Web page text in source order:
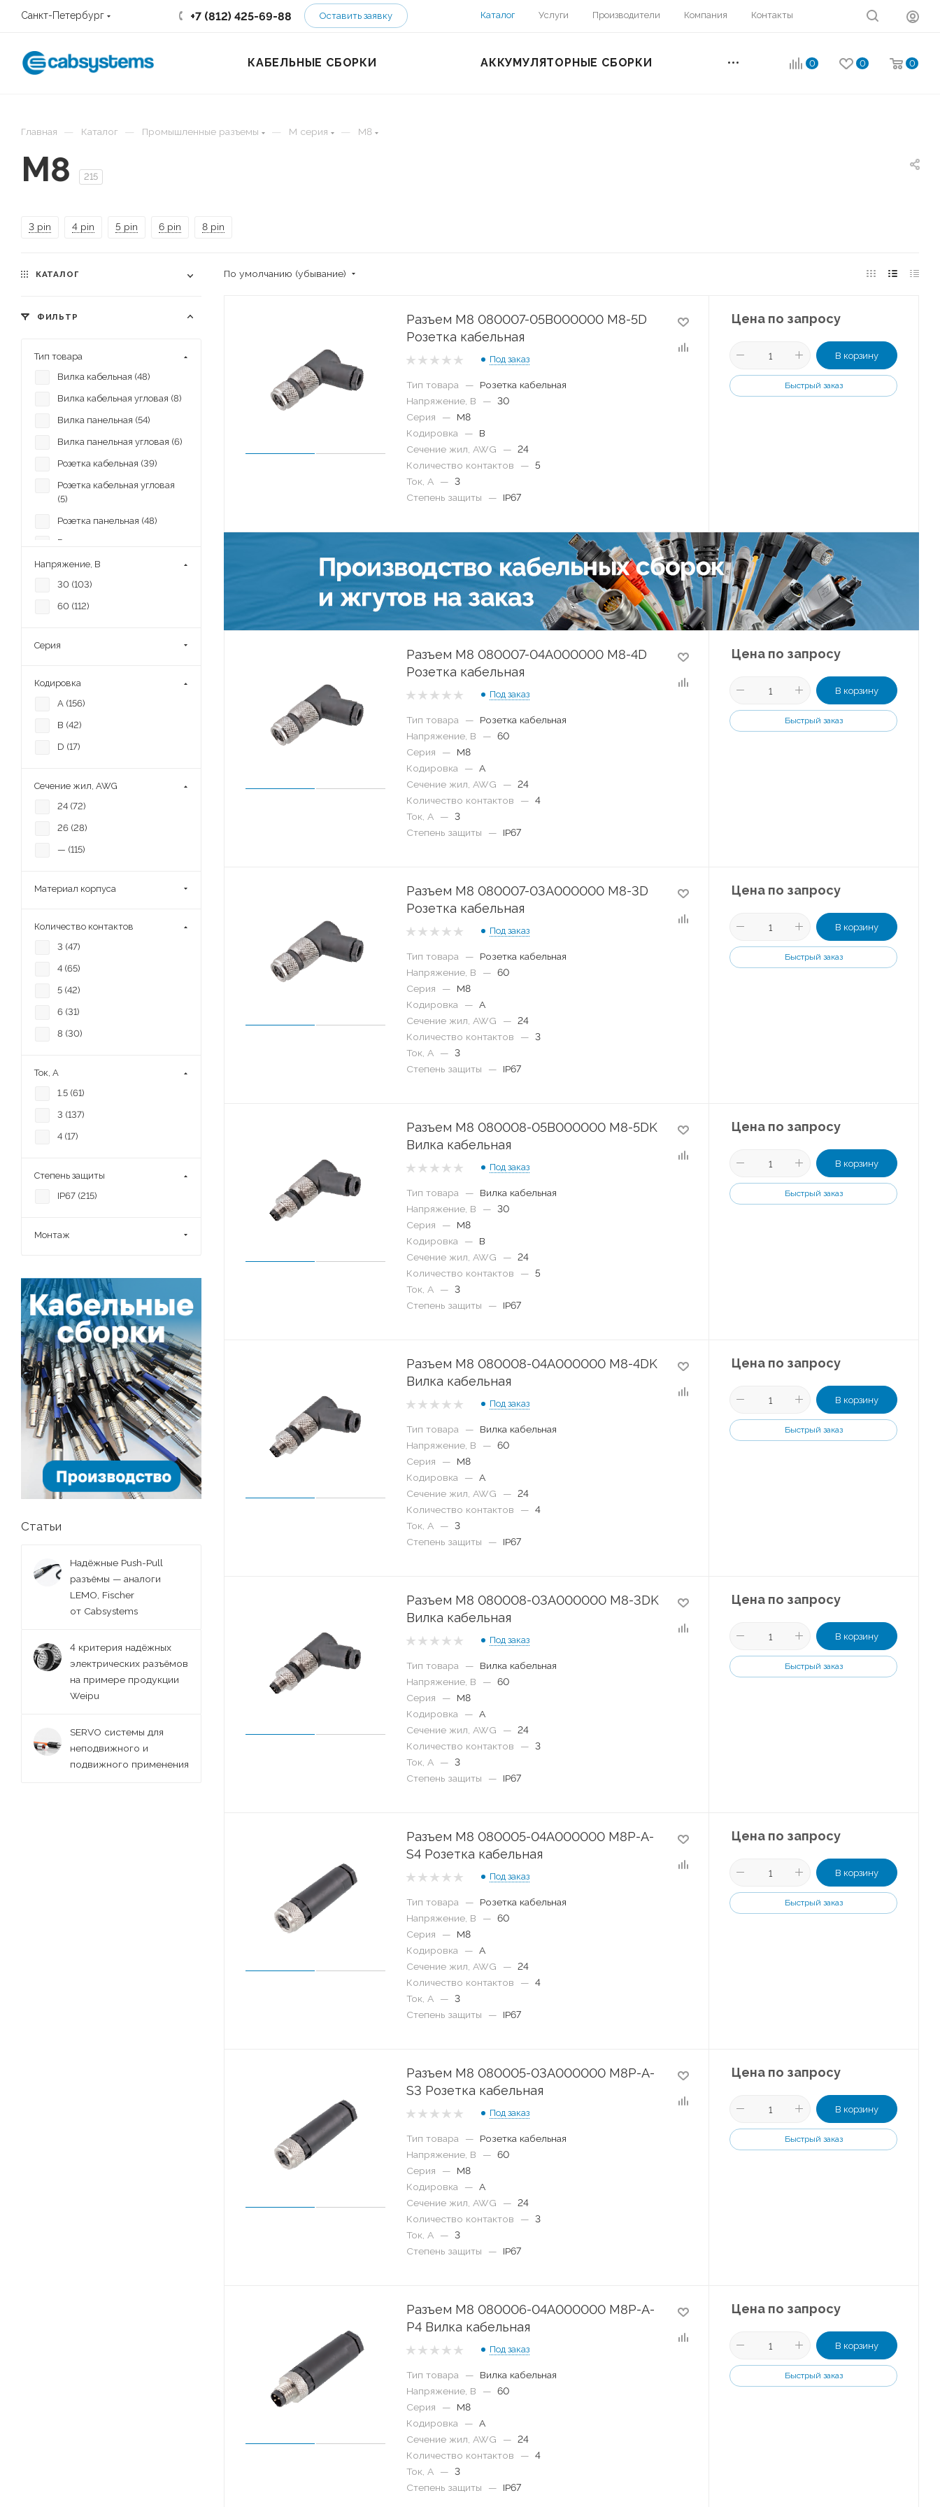
Санкт-Петербург +7 (812) 425-69-88 Оставить заявку Каталог Услуги Производители Компания Контакты
0 0 0
КАБЕЛЬНЫЕ СБОРКИ АККУМУЛЯТОРНЫЕ СБОРКИ
Главная — Каталог — Промышленные разъемы — М серия — M8
M8 215
3 pin 4 pin 5 pin 6 pin 8 pin
По умолчанию (убывание)
Разъем M8 080007-05B000000 M8-5D
Розетка кабельная
Под заказ
Тип товара —
Розетка кабельная
Напряжение, В
— 30
Серия
—
M8
Кодировка
—
B
Сечение жил, AWG
— 24
Количество контактов
— 5
Ток, А
— 3
Степень защиты
— IP67
Цена по запросу
В корзину
Быстрый заказ
Разъем M8 080007-04A000000 M8-4D
Розетка кабельная
Под заказ
Тип товара —
Розетка кабельная
Напряжение, В
— 60
Серия
—
M8
Кодировка
— A
Сечение жил, AWG
— 24
Количество контактов
— 4
Ток, А
— 3
Степень защиты
— IP67
Цена по запросу
В корзину
Быстрый заказ
Разъем M8 080007-03A000000 M8-3D
Розетка кабельная
Под заказ
Тип товара —
Розетка кабельная
Напряжение, В
— 60
Серия
—
M8
Кодировка
— A
Сечение жил, AWG
— 24
Количество контактов
— 3
Ток, А
— 3
Степень защиты
— IP67
Цена по запросу
В корзину
Быстрый заказ
Разъем M8 080008-05B000000 M8-5DK
Вилка кабельная
Под заказ
Тип товара —
Вилка кабельная
Напряжение, В
— 30
Серия
—
M8
Кодировка
—
B
Сечение жил, AWG
— 24
Количество контактов
— 5
Ток, А
— 3
Степень защиты
— IP67
Цена по запросу
В корзину
Быстрый заказ
Разъем M8 080008-04A000000 M8-4DK
Вилка кабельная
Под заказ
Тип товара —
Вилка кабельная
Напряжение, В
— 60
Серия
—
M8
Кодировка
— A
Сечение жил, AWG
— 24
Количество контактов
— 4
Ток, А
— 3
Степень защиты
— IP67
Цена по запросу
В корзину
Быстрый заказ
Разъем M8 080008-03A000000 M8-3DK
Вилка кабельная
Под заказ
Тип товара —
Вилка кабельная
Напряжение, В
— 60
Серия
—
M8
Кодировка
— A
Сечение жил, AWG
— 24
Количество контактов
— 3
Ток, А
— 3
Степень защиты
— IP67
Цена по запросу
В корзину
Быстрый заказ
Разъем M8 080005-04A000000 M8P-A-
S4 Розетка кабельная
Под заказ
Тип товара —
Розетка кабельная
Напряжение, В
— 60
Серия
—
M8
Кодировка
— A
Сечение жил, AWG
— 24
Количество контактов
— 4
Ток, А
— 3
Степень защиты
— IP67
Цена по запросу
В корзину
Быстрый заказ
Разъем M8 080005-03A000000 M8P-A-
S3 Розетка кабельная
Под заказ
Тип товара —
Розетка кабельная
Напряжение, В
— 60
Серия
—
M8
Кодировка
— A
Сечение жил, AWG
— 24
Количество контактов
— 3
Ток, А
— 3
Степень защиты
— IP67
Цена по запросу
В корзину
Быстрый заказ
Разъем M8 080006-04A000000 M8P-A-
P4 Вилка кабельная
Под заказ
Тип товара —
Вилка кабельная
Напряжение, В
— 60
Серия
—
M8
Кодировка
— A
Сечение жил, AWG
— 24
Количество контактов
— 4
Ток, А
— 3
Степень защиты
— IP67
Цена по запросу
В корзину
Быстрый заказ
КАТАЛОГ
ФИЛЬТР
Тип товара
Вилка кабельная (48)
Вилка кабельная угловая (8)
Вилка панельная (54)
Вилка панельная угловая (6)
Розетка кабельная (39)
Розетка кабельная угловая
(5)
Розетка панельная (48)
Розетка панельная угловая
Напряжение, В
30 (103)
60 (112)
Серия
Кодировка
A (156)
B (42)
D (17)
Сечение жил, AWG
24 (72)
26 (28)
— (115)
Материал корпуса
Количество контактов
3 (47)
4 (65)
5 (42)
6 (31)
8 (30)
Ток, А
1.5 (61)
3 (137)
4 (17)
Степень защиты
IP67 (215)
Монтаж
Статьи
Надёжные Push-Pull
разъёмы — аналоги
LEMO, Fischer
от Cabsystems
4 критерия надёжных
электрических разъёмов
на примере продукции
Weipu
SERVO системы для
неподвижного и
подвижного применения